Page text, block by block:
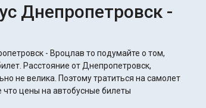
Днепропетровск -
- Вроцлав то подумайте о том,
Расстояние от Днепропетровск,
не велика. Поэтому тратиться на самолет
что цены на автобусные билеты